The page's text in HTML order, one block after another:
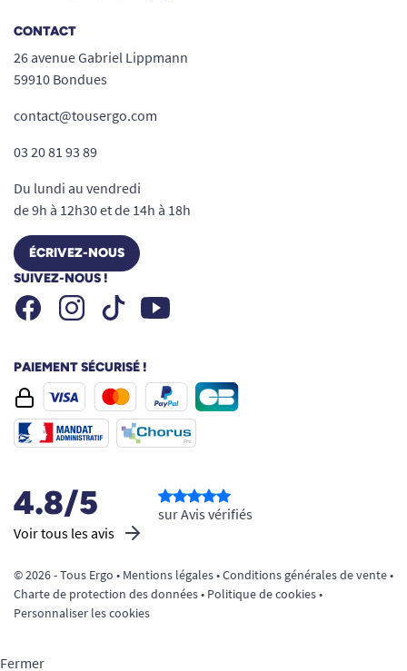
CONTACT
26 avenue Gabriel Lippmann
59910 Bondues
contact@tousergo.com
03 20 81 93 89
Du lundi au vendredi
de 9h à 12h30 et de 14h à 18h
ÉCRIVEZ-NOUS
SUIVEZ-NOUS !
FacebookInstagramTiktok Youtube
PAIEMENT SÉCURISÉ !
4.8/5
Voir tous les avis
sur Avis vérifiés
© 2026 - Tous Ergo • Mentions légales•Conditions générales de vente•
Charte de protection des données• Politique de cookies•
Personnaliser les cookies
Fermer